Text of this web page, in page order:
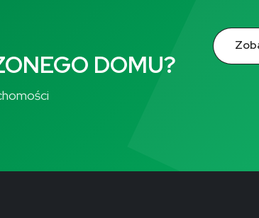
DOMU?